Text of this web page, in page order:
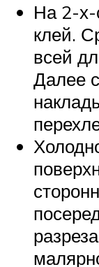
На 2-х-
клей.
всей
Далее